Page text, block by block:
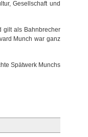
Gesellschaft und
gilt als Bahnbrecher
Munch war ganz
Spätwerk Munchs